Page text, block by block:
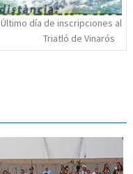
Último día de inscripciones al
Triatló de Vinarós